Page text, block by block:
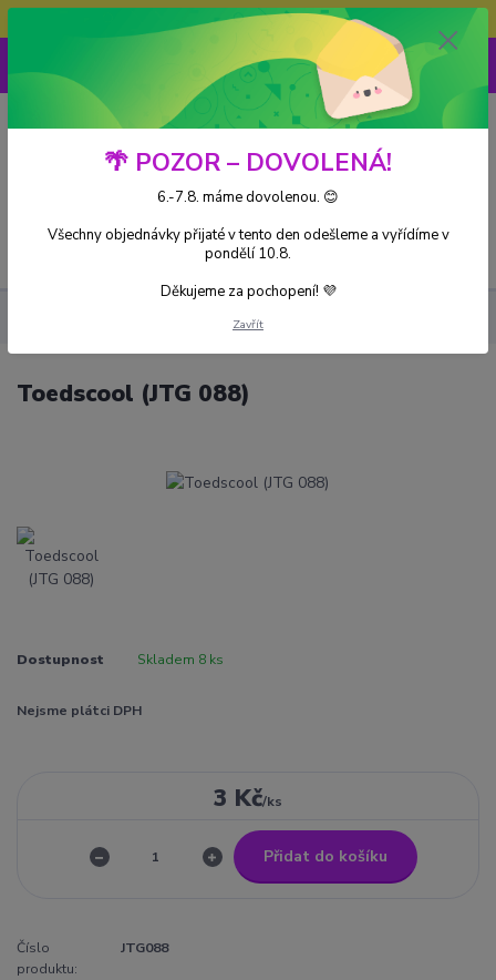
Doprava ZDARMA při nákupu nad 3000Kč
Menu
0 Kč
Toedscool (JTG 088)
Toedscool (JTG 088)
Dostupnost Skladem 8 ks
Nejsme plátci DPH
3 Kč/ks
Přidat do košíku
Číslo
produktu:
JTG088
🌴 POZOR – DOVOLENÁ!
6.-7.8. máme dovolenou. 😊
Všechny objednávky přijaté v tento den odešleme a vyřídíme v
pondělí 10.8.
Děkujeme za pochopení! 💜
Zavřít